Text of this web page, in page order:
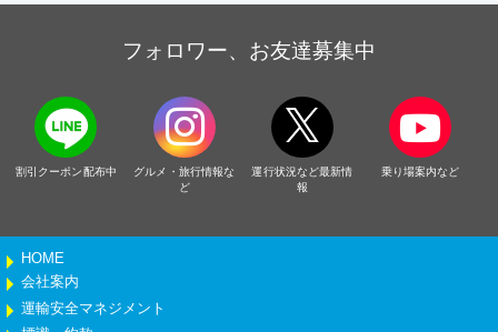
フォロワー、お友達募集中
割引クーポン配布中
グルメ・旅行情報な
ど
運行状況など最新情
報
乗り場案内など
HOME
会社案内
運輸安全マネジメント